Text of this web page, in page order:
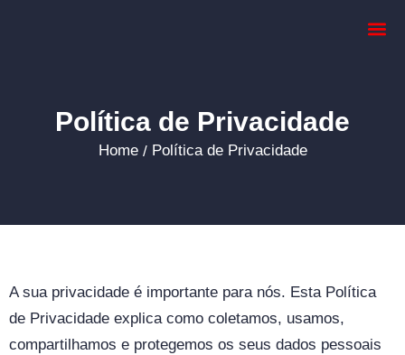
Política de Privacidade
Home / Política de Privacidade
A sua privacidade é importante para nós. Esta Política
de Privacidade explica como coletamos, usamos,
compartilhamos e protegemos os seus dados pessoais